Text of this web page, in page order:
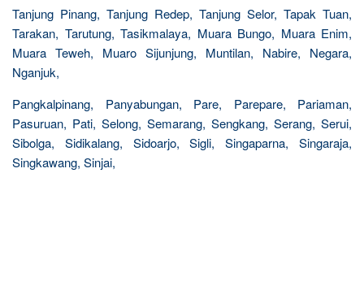
Tanjung Pinang, Tanjung Redep, Tanjung Selor, Tapak Tuan,
Tarakan, Tarutung, Tasikmalaya, Muara Bungo, Muara Enim,
Muara Teweh, Muaro Sijunjung, Muntilan, Nabire, Negara,
Nganjuk,
Pangkalpinang, Panyabungan, Pare, Parepare, Pariaman,
Pasuruan, Pati, Selong, Semarang, Sengkang, Serang, Serui,
Sibolga, Sidikalang, Sidoarjo, Sigli, Singaparna, Singaraja,
Singkawang, Sinjai,